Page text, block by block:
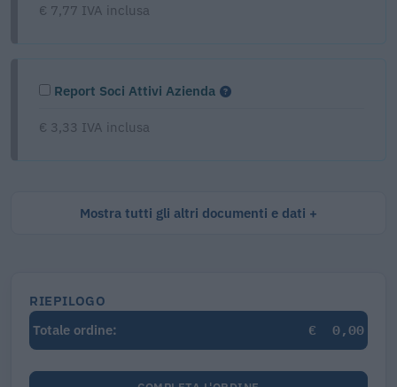
€ 7,77 IVA inclusa
Report Soci Attivi Azienda
€ 3,33 IVA inclusa
Mostra tutti gli altri documenti e dati
RIEPILOGO
Totale ordine:
€ 0,00